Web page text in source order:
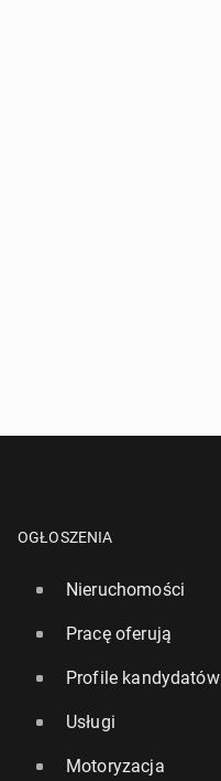
OGŁOSZENIA
Nieruchomości
Pracę oferują
Profile kandydatów
Usługi
Motoryzacja